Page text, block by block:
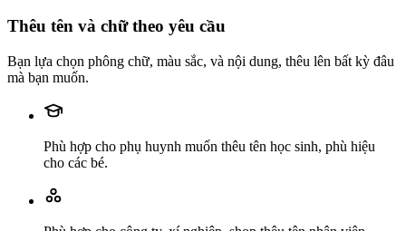
Thêu tên và chữ theo yêu cầu
Bạn lựa chọn phông chữ, màu sắc, và nội dung, thêu lên bất kỳ đâu
mà bạn muốn.
Phù hợp cho phụ huynh muốn thêu tên học sinh, phù hiệu
cho các bé.